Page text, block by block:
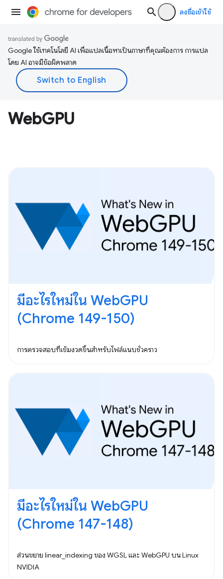
ลงชื่อเข้าใช้
Google ใช้เทคโนโลยี AI เพื่อแปลเนื้อหาเป็นภาษาที่คุณต้องการ การแปล
โดย AI อาจมีข้อผิดพลาด
WebGPU
มีอะไรใหม่ใน WebGPU
(Chrome 149-150)
การตรวจสอบที่เข้มงวดขึ้นสำหรับไฟล์แนบชั่วคราว
มีอะไรใหม่ใน WebGPU
(Chrome 147-148)
ส่วนขยาย linear_indexing ของ WGSL และ WebGPU บน Linux
NVIDIA